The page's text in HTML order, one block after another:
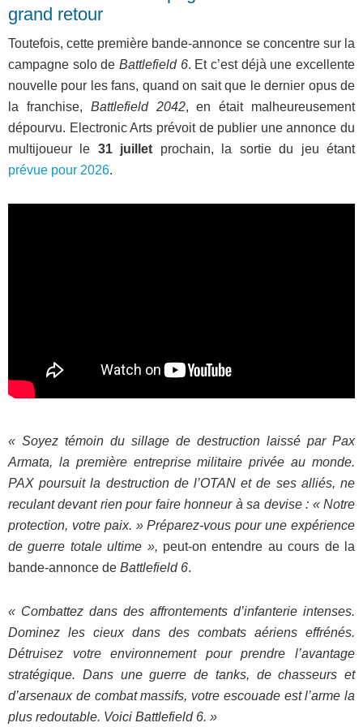
grand retour
Toutefois, cette première bande-annonce se concentre sur la
campagne solo de Battlefield 6. Et c’est déjà une excellente
nouvelle pour les fans, quand on sait que le dernier opus de
la franchise, Battlefield 2042, en était malheureusement
dépourvu. Electronic Arts prévoit de publier une annonce du
multijoueur le 31 juillet prochain, la sortie du jeu étant
prévue pour 2026.
« Soyez témoin du sillage de destruction laissé par Pax
Armata, la première entreprise militaire privée au monde.
PAX poursuit la destruction de l’OTAN et de ses alliés, ne
reculant devant rien pour faire honneur à sa devise : « Notre
protection, votre paix. » Préparez-vous pour une expérience
de guerre totale ultime », peut-on entendre au cours de la
bande-annonce de Battlefield 6.
« Combattez dans des affrontements d’infanterie intenses.
Dominez les cieux dans des combats aériens effrénés.
Détruisez votre environnement pour prendre l’avantage
stratégique. Dans une guerre de tanks, de chasseurs et
d’arsenaux de combat massifs, votre escouade est l’arme la
plus redoutable. Voici Battlefield 6. »